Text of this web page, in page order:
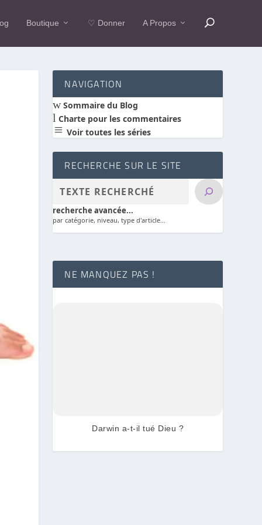
Boutique ♡ Donner A Propos
NAVIGATION
wSommaire du Blog
l Charte pour les commentaires
a Voir toutes les séries
RECHERCHE SUR LE SITE
recherche avancée...
par catégorie, niveau, type d'article...
NE MANQUEZ PAS !
Darwin a-t-il tué Dieu ?